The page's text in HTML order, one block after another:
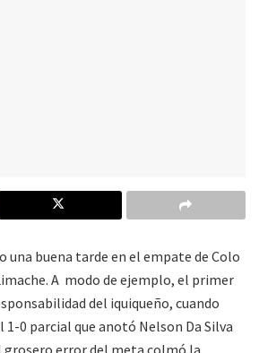
una buena tarde en el empate de Colo
A modo de ejemplo, el primer
del iquiqueño, cuando
0 parcial que anotó Nelson Da Silva
grosero error del meta colmó la